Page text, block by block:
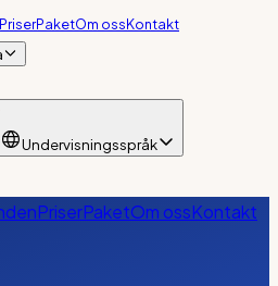
PriserPaketOm ossKontakt
Undervisningsspråk
PriserPaketOm ossKontakt